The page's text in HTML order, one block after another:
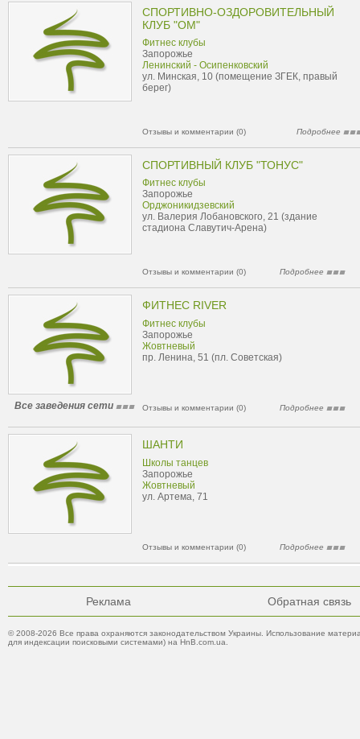
СПОРТИВНО-ОЗДОРОВИТЕЛЬНЫЙ
КЛУБ "ОМ"
Фитнес клубы
Запорожье
Ленинский - Осипенковский
ул. Минская, 10 (помещение ЗГЕК, правый
берег)
Отзывы и комментарии (0) Подробнее
СПОРТИВНЫЙ КЛУБ "ТОНУС"
Фитнес клубы
Запорожье
Орджоникидзевский
ул. Валерия Лобановского, 21 (здание
стадиона Славутич-Арена)
Отзывы и комментарии (0) Подробнее
ФИТНЕС RIVER
Фитнес клубы
Запорожье
Жовтневый
пр. Ленина, 51 (пл. Советская)
Все заведения сети Отзывы и комментарии (0) Подробнее
ШАНТИ
Школы танцев
Запорожье
Жовтневый
ул. Артема, 71
Отзывы и комментарии (0) Подробнее
Реклама Обратная связь
© 2008-2026 Все права охраняются законодательством Украины. Использование
для индексации поисковыми системами) на HnB.com.ua.